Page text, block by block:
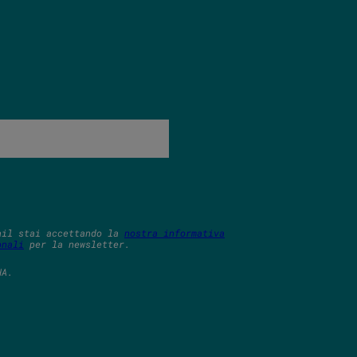
stai accettando la nostra informativa
per la newsletter.